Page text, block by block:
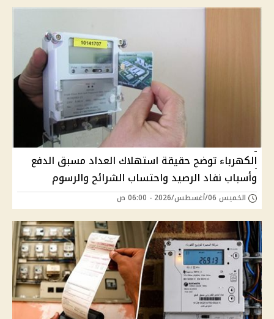
الكهرباء توضح حقيقة استهلاك العداد مسبق الدفع
وأسباب نفاد الرصيد واحتساب الشرائح والرسوم
الخميس 06/أغسطس/2026 - 06:00 ص